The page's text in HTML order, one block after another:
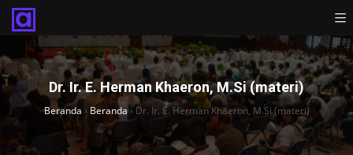
Dr. Ir. E. Herman Khaeron, M.Si (materi)
Beranda › Beranda ›Dr. Ir. E. Herman Khaeron, M.Si (materi)